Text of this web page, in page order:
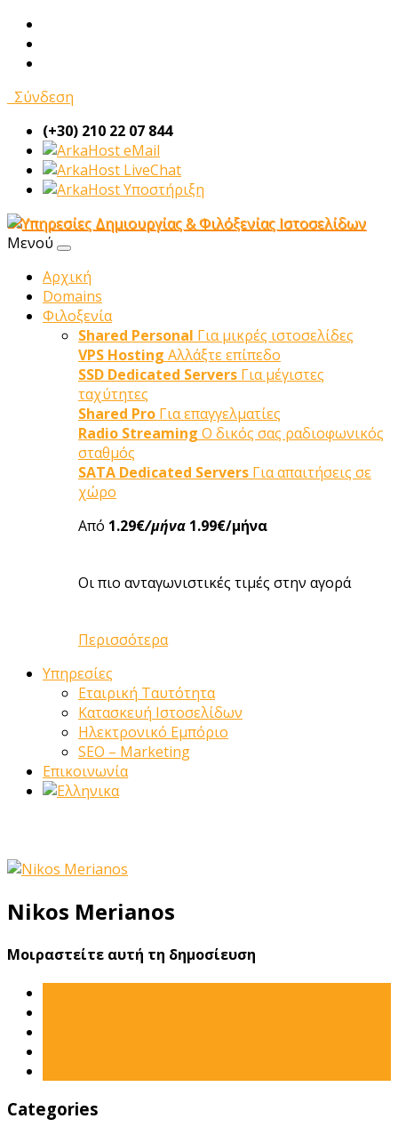
Σύνδεση
(+30) 210 22 07 844
eMail
LiveChat
Υποστήριξη
Μενού
Αρχική
Domains
Φιλοξενία
Shared Personal Για μικρές ιστοσελίδες
VPS Hosting Αλλάξτε επίπεδο
SSD Dedicated Servers Για μέγιστες
ταχύτητες
Shared Pro Για επαγγελματίες
Radio Streaming Ο δικός σας ραδιοφωνικός
σταθμός
SATA Dedicated Servers Για απαιτήσεις σε
χώρο
Από 1.29€/μήνα 1.99€/μήνα
Οι πιο ανταγωνιστικές τιμές στην αγορά
Περισσότερα
Υπηρεσίες
Εταιρική Ταυτότητα
Κατασκευή Ιστοσελίδων
Ηλεκτρονικό Εμπόριο
SEO – Marketing
Επικοινωνία
Nikos Merianos
Μοιραστείτε αυτή τη δημοσίευση
Categories